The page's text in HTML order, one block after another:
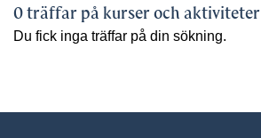
0 träffar på kurser och aktiviteter
Du fick inga träffar på din sökning.